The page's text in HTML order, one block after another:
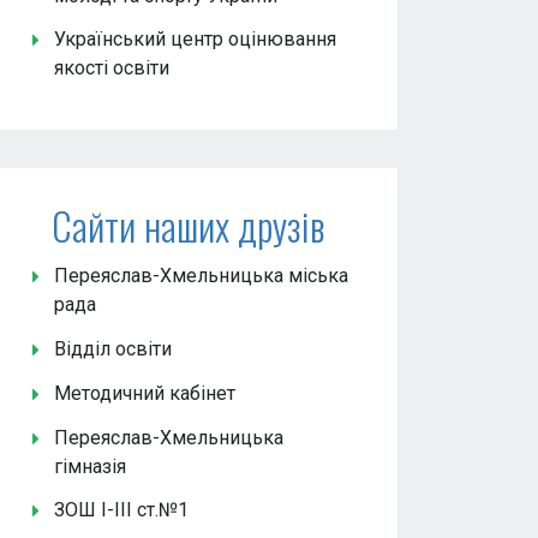
Український центр оцінювання
якості освіти
Сайти наших друзів
Переяслав-Хмельницька міська
рада
Відділ освіти
Методичний кабінет
Переяслав-Хмельницька
гімназія
ЗОШ І-ІІІ ст.№1